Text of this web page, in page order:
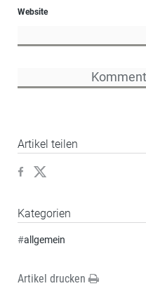
Website
Artikel teilen
Kategorien
#allgemein
Artikel drucken